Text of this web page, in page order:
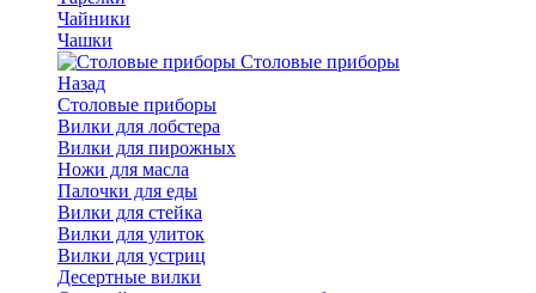
Чайники
Чашки
Cтоловые приборы
Назад
Cтоловые приборы
Вилки для лобстера
Вилки для пирожных
Ножи для масла
Палочки для еды
Вилки для стейка
Вилки для улиток
Вилки для устриц
Десертные вилки